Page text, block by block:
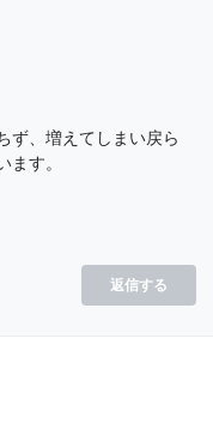
ず、増えてしまい戻ら
ます。
返信する